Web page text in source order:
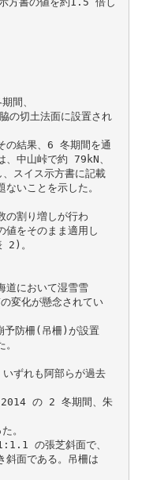
間、
切土法面に設置され
の結果、6 冬期間を通
、中山峠で約 79kN、
スイス示方書に記載
いことを示した。
の割り増しが行わ
値をそのまま適用し
2)。
道において湿雪雪
変化が懸念されてい
予防柵(吊柵)が設置
ずれも阿部らが過去
の 2 冬期間、朱
。
の張芝斜面で、
斜面である。吊柵は